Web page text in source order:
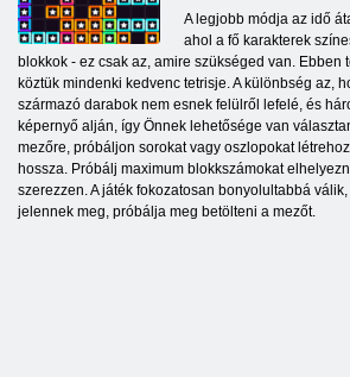
A legjobb módja az idő
ahol a fő karakterek
blokkok - ez csak az, amire szükséged van. Ebben
köztük mindenki kedvenc tetrisje. A különbség az,
származó darabok nem esnek felülről lefelé, és
képernyő alján, így Önnek lehetősége van
mezőre, próbáljon sorokat vagy oszlopokat
hossza. Próbálj maximum blokkszámokat
szerezzen. A játék fokozatosan bonyolultabbá
jelennek meg, próbálja meg betölteni a mezőt.